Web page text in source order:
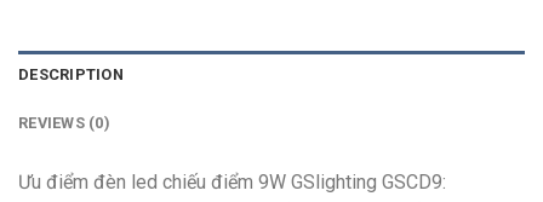
DESCRIPTION
REVIEWS (0)
Ưu điểm đèn led chiếu điểm 9W GSlighting GSCD9: